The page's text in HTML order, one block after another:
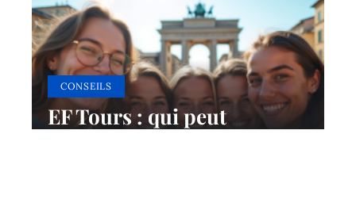
CONSEILS
EF Tours : qui peut
bénéficier de ces services